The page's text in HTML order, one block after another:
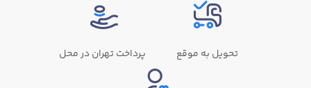
تحویل به موقع پرداخت تهران در محل